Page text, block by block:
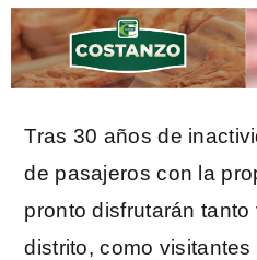
Tras 30 años de
de pasajeros con la
pronto disfrutarán
distrito, como